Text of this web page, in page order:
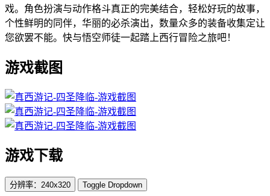
戏。角色扮演与动作格斗真正的完美结合，轻松好玩的故事，
个性鲜明的同伴，华丽的必杀演出，数量众多的装备收集定让
您欲罢不能。快与悟空师徒一起踏上西行冒险之旅吧！
游戏截图
游戏下载
分辨率：240x320 Toggle Dropdown